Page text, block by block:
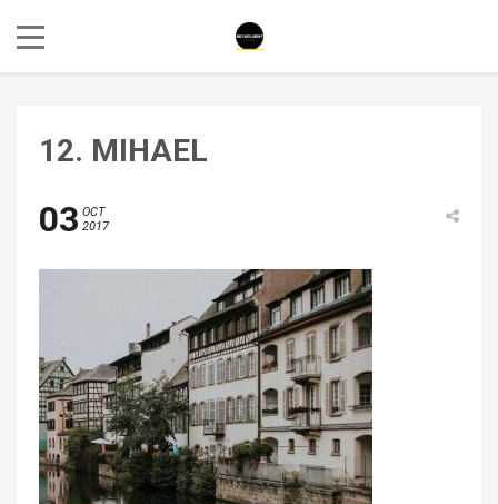
12. MIHAEL
03 OCT
2017